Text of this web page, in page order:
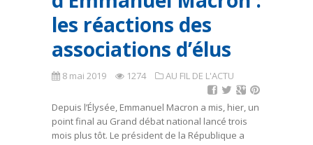
les réactions des
associations d’élus
8 mai 2019 1274 AU FIL DE L'ACTU
Depuis l’Élysée, Emmanuel Macron a mis, hier, un
point final au Grand débat national lancé trois
mois plus tôt. Le président de la République a